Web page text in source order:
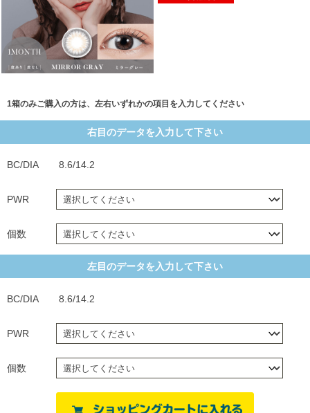
1箱のみご購入の方は、左右いずれかの項目を入力してください
右目のデータを入力して下さい
BC/DIA 8.6/14.2
PWR
個数
左目のデータを入力して下さい
BC/DIA 8.6/14.2
PWR
個数